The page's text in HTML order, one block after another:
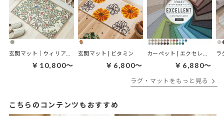
玄関マット｜ウィリアムモリス ケルムスコットツリー
￥10,800～
玄関マット | ビタミン
￥6,800～ ￥6,880～
ラ
ラグ・マットをもっと見る
こちらのコンテンツもおすすめ